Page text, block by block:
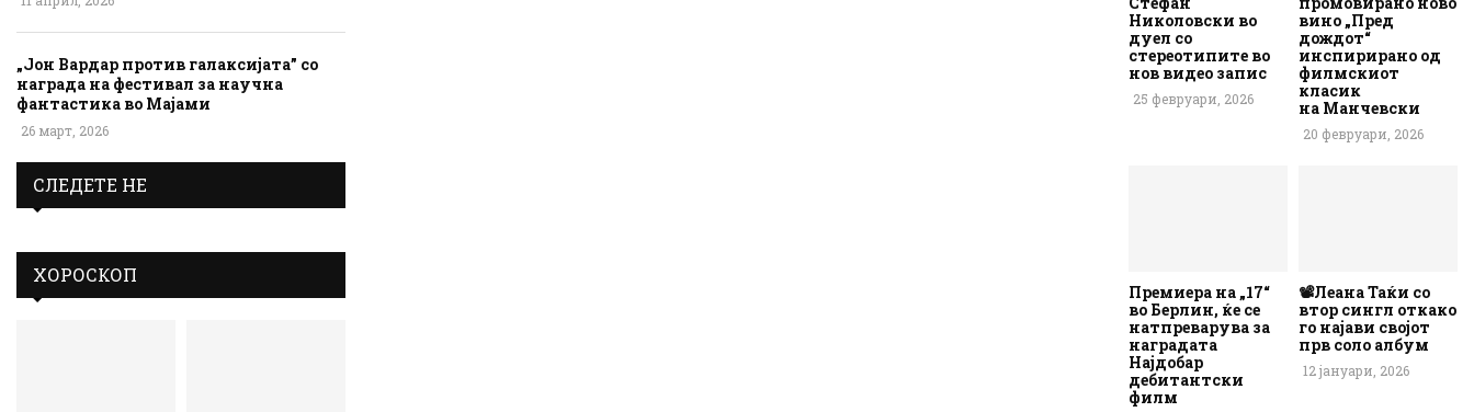
„Јон Вардар против галаксијата” со
награда на фестивал за научна
фантастика во Мајами
26 март, 2026
СЛЕДЕТЕ НЕ
ХОРОСКОП
Николовски во
дуел со
стереотипите во
нов видео запис
25 февруари, 2026
вино „Пред
дождот“
инспирирано од
филмскиот
класик
на Манчевски
20 февруари, 2026
Премиера на „17“
во Берлин, ќе се
натпреварува за
наградата
Најдобар
дебитантски
филм
📽️Леана Таќи со
втор сингл откако
го најави својот
прв соло албум
12 јануари, 2026